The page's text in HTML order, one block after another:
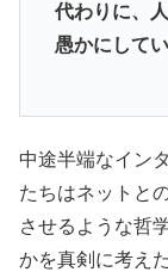
代わりに、
愚かにしてい
中途半端なイン
たちはネットと
させるような哲
かを真剣に考え